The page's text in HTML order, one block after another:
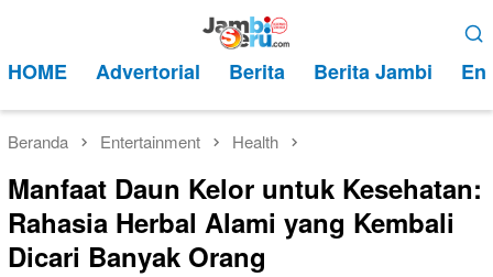
kontenMobile
HOME Advertorial Berita Berita Jambi
Beranda Entertainment Health
Manfaat Daun Kelor untuk Kesehatan:
Rahasia Herbal Alami yang Kembali
Dicari Banyak Orang